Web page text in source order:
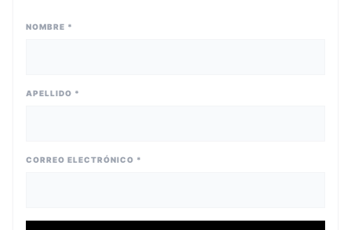
NOMBRE *
APELLIDO *
CORREO ELECTRÓNICO *